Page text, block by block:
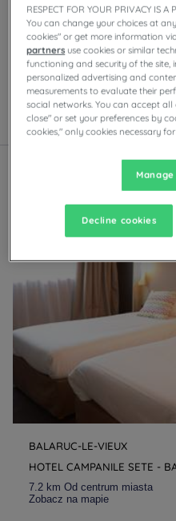
Nasze hotele Sete
Ciesz się komfortem
zależności od obiektu
prywatny parking, sale
samoobsługowymi
karty, a także wieczorną
Lista Mapa
BALARUC-LE-VIEUX
HOTEL CAMPANILE SETE -
7.2 km Od centrum miasta
Zobacz na mapie
RESPECT FOR YOUR PRIVACY IS A
You can change your choices at
cookies" or get more information
partners use cookies or similar
functioning and security of the site,
personalized advertising and
measurements to evaluate their
social networks. You can accept
close" or set your preferences by
cookies," only cookies necessary
Decline cookies